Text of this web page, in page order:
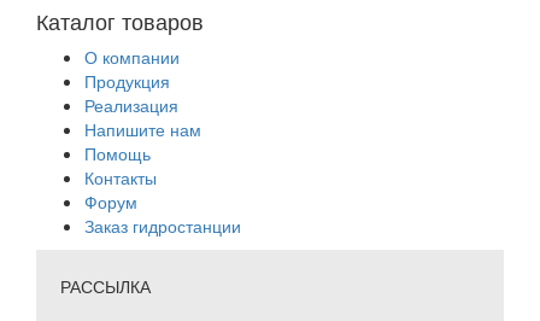
Каталог товаров
О компании
Продукция
Реализация
Напишите нам
Помощь
Контакты
Форум
Заказ гидростанции
РАССЫЛКА